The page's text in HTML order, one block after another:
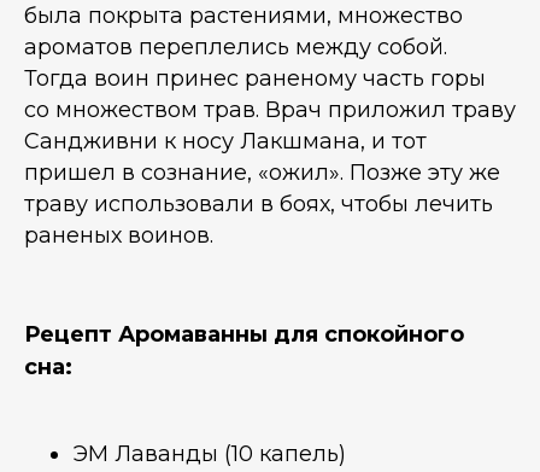
была покрыта растениями, множество
ароматов переплелись между собой.
Тогда воин принес раненому часть горы
со множеством трав. Врач приложил траву
Сандживни к носу Лакшмана, и тот
пришел в сознание, «ожил». Позже эту же
траву использовали в боях, чтобы лечить
раненых воинов.
Рецепт Аромаванны для спокойного
сна:
ЭМ Лаванды (10 капель)